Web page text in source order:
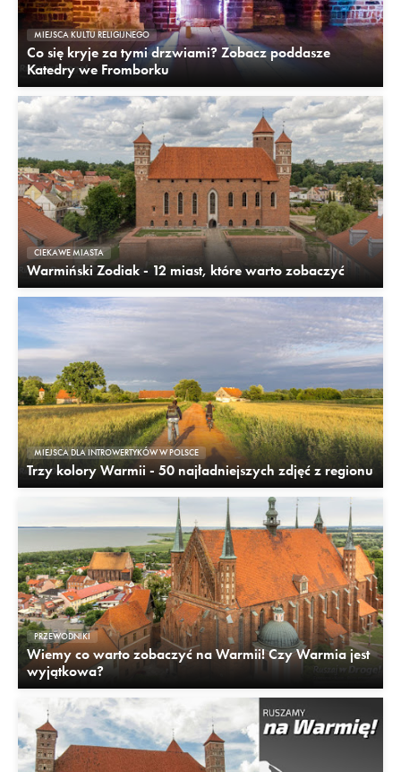
MIEJSCA KULTU RELIGIJNEGO
Co się kryje za tymi drzwiami? Zobacz poddasze
Katedry we Fromborku
CIEKAWE MIASTA
Warmiński Zodiak - 12 miast, które warto zobaczyć
MIEJSCA DLA INTROWERTYKÓW W POLSCE
Trzy kolory Warmii - 50 najładniejszych zdjęć z regionu
PRZEWODNIKI
Wiemy co warto zobaczyć na Warmii! Czy Warmia jest
wyjątkowa?